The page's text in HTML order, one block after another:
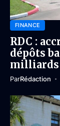
FINANCE
RDC :
dépôts
milliards
ParRédaction